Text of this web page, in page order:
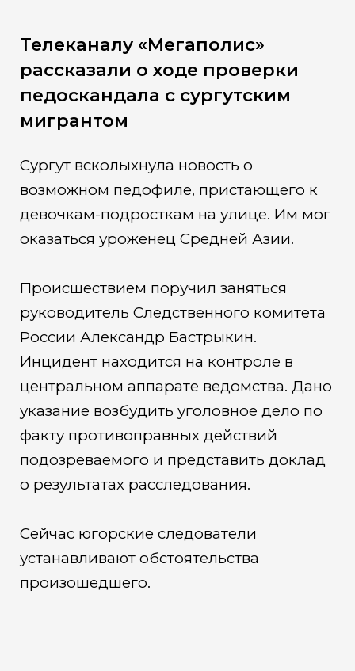
Телеканалу «Мегаполис»
рассказали о ходе проверки
педоскандала с сургутским
мигрантом
Сургут всколыхнула новость о
возможном педофиле, пристающего к
девочкам-подросткам на улице. Им мог
оказаться уроженец Средней Азии.
Происшествием поручил заняться
руководитель Следственного комитета
России Александр Бастрыкин.
Инцидент находится на контроле в
центральном аппарате ведомства. Дано
указание возбудить уголовное дело по
факту противоправных действий
подозреваемого и представить доклад
о результатах расследования.
Сейчас югорские следователи
устанавливают обстоятельства
произошедшего.